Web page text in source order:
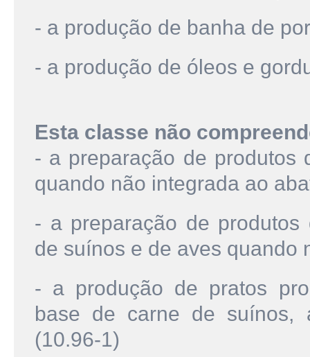
- a produção de banha de
- a produção de óleos e
Esta classe não
- a preparação de produtos
quando não integrada ao
- a preparação de
de suínos e de aves quando
- a produção de pratos
base de carne de suínos,
(10.96-1)